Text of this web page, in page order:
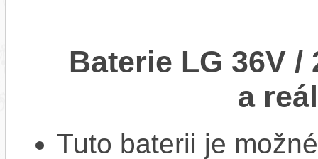
Baterie LG 36V /
a
Tuto baterii je